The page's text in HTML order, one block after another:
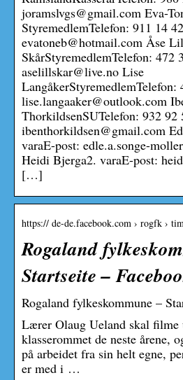
joramslvgs@gmail.com Eva-
StyremedlemTelefon: 911 14
evatoneb@hotmail.com Åse
SkårStyremedlemTelefon: 472
aselillskar@live.no Lise
LangåkerStyremedlemTelefon:
lise.langaaker@outlook.com
ThorkildsenSUTelefon: 932 92
ibenthorkildsen@gmail.com
varaE-post: edle.a.songe-
Heidi Bjerga2. varaE-post:
[…]
https:// de-de.facebook.com › rogfk ›
Rogaland
Startseite –
Rogaland fylkeskommune –
Lærer Olaug Ueland skal filme
klasserommet de neste årene,
på arbeidet fra sin helt egne,
er med i …